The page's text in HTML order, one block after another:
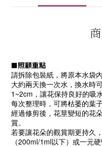
■照顧重點
請拆除包裝紙，將原本水袋
大約兩天換一次水，換水時
1~2cm，讓花保持良好的吸水
每次整理時，可將枯萎的葉
經過修剪後，花莖變短的花
賞。
若要讓花朵的觀賞期更持久
（200ml/1ml以下）或一元硬